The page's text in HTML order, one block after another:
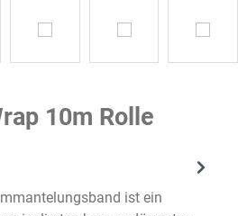
10m Rolle
ist ein